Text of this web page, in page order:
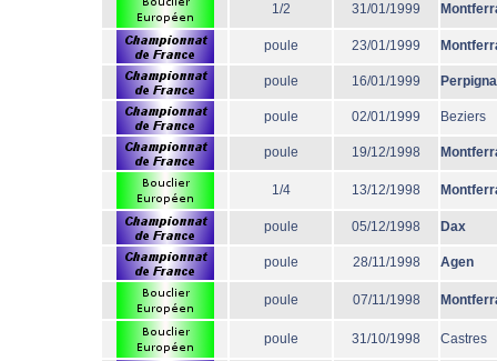
1/2 31/01/1999
poule 23/01/1999
poule 16/01/1999
poule 02/01/1999 Beziers
poule 19/12/1998
1/4 13/12/1998
poule 05/12/1998 Dax
poule 28/11/1998 Agen
poule 07/11/1998
poule 31/10/1998 Castres